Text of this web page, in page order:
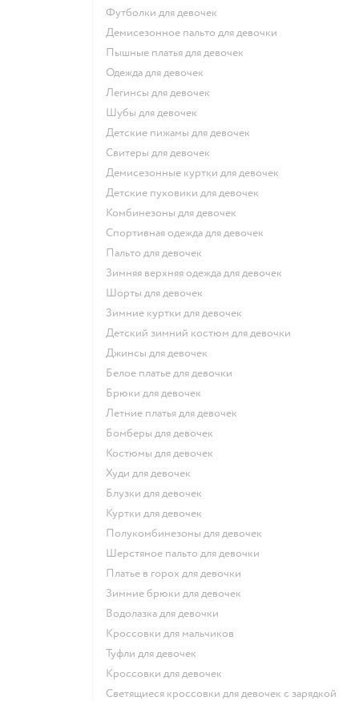
Футболки для девочек
Демисезонное пальто для девочки
Пышные платья для девочек
Одежда для девочек
Легинсы для девочек
Шубы для девочек
Детские пижамы для девочек
Свитеры для девочек
Демисезонные куртки для девочек
Детские пуховики для девочек
Комбинезоны для девочек
Спортивная одежда для девочек
Пальто для девочек
Зимняя верхняя одежда для девочек
Шорты для девочек
Зимние куртки для девочек
Детский зимний костюм для девочки
Джинсы для девочек
Белое платье для девочки
Брюки для девочек
Летние платья для девочек
Бомберы для девочек
Костюмы для девочек
Худи для девочек
Блузки для девочек
Куртки для девочек
Полукомбинезоны для девочек
Шерстяное пальто для девочки
Платье в горох для девочки
Зимние брюки для девочек
Водолазка для девочки
Кроссовки для мальчиков
Туфли для девочек
Кроссовки для девочек
Светящиеся кроссовки для девочек с зарядкой